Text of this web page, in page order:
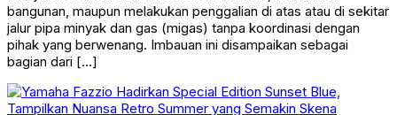
bangunan, maupun melakukan penggalian di atas atau di sekitar
jalur pipa minyak dan gas (migas) tanpa koordinasi dengan
pihak yang berwenang. Imbauan ini disampaikan sebagai
bagian dari […]